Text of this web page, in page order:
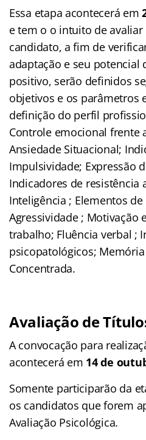
Essa etapa acontecerá em
e tem o o intuito de
candidato, a fim de
adaptação e seu potencial
positivo, serão definidos
objetivos e os parâmetros
definição do perfil
Controle emocional frente
Ansiedade Situacional;
Impulsividade; Expressão
Indicadores de resistência
Inteligência ; Elementos
Agressividade ; Motivação
trabalho; Fluência verbal ;
psicopatológicos; Memória
Concentrada.
Avaliação de
A convocação para
acontecerá em 14 de
Somente participarão da
os candidatos que forem
Avaliação Psicológica.